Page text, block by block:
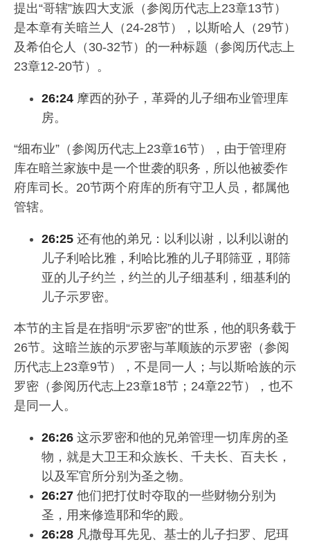
提出“哥辖”族四大支派（参阅历代志上23章13节）
是本章有关暗兰人（24-28节），以斯哈人（29节）
及希伯仑人（30-32节）的一种标题（参阅历代志上
23章12-20节）。
26:24 摩西的孙子，革舜的儿子细布业管理库
房。
“细布业”（参阅历代志上23章16节），由于管理府
库在暗兰家族中是一个世袭的职务，所以他被委作
府库司长。20节两个府库的所有守卫人员，都属他
管辖。
26:25 还有他的弟兄：以利以谢，以利以谢的
儿子利哈比雅，利哈比雅的儿子耶筛亚，耶筛
亚的儿子约兰，约兰的儿子细基利，细基利的
儿子示罗密。
本节的主旨是在指明“示罗密”的世系，他的职务载于
26节。这暗兰族的示罗密与革顺族的示罗密（参阅
历代志上23章9节），不是同一人；与以斯哈族的示
罗密（参阅历代志上23章18节；24章22节），也不
是同一人。
26:26 这示罗密和他的兄弟管理一切库房的圣
物，就是大卫王和众族长、千夫长、百夫长，
以及军官所分别为圣之物。
26:27 他们把打仗时夺取的一些财物分别为
圣，用来修造耶和华的殿。
26:28 凡撒母耳先见、基士的儿子扫罗、尼珥